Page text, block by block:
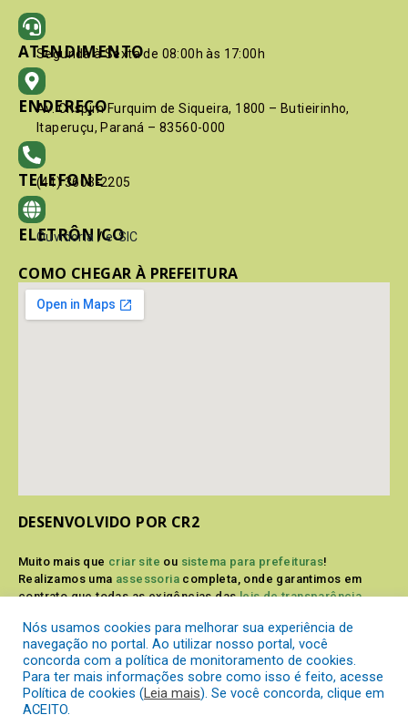
ATENDIMENTO
Segunda à Sexta de 08:00h às 17:00h
ENDEREÇO
Av. Crispim Furquim de Siqueira, 1800 – Butieirinho,
Itaperuçu, Paraná – 83560-000
TELEFONE
(41) 3603-2205
ELETRÔNICO
Ouvidoria / e-SIC
COMO CHEGAR À PREFEITURA
DESENVOLVIDO POR CR2
Muito mais que criar site ou sistema para prefeituras!
Realizamos uma assessoria completa, onde garantimos em
contrato que todas as exigências dasleis de transparência
Conheça oPNTPe oRadar da Transparência Pública
Nós usamos cookies para melhorar sua experiência de
navegação no portal. Ao utilizar nosso portal, você
concorda com a política de monitoramento de cookies.
Para ter mais informações sobre como isso é feito, acesse
Política de cookies (Leia mais). Se você concorda, clique em
ACEITO.